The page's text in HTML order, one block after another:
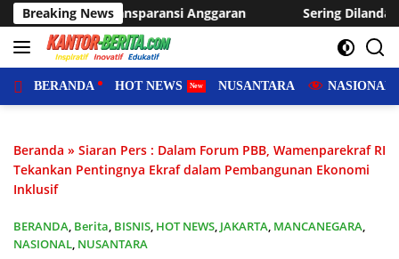
Langsung
ke
konten
Breaking NewsSering Dilanda Genangan, Desa Sukaraja Usulkan
BERANDA HOT NEWS NUSANTARA NASIONAL
Beranda » Siaran Pers : Dalam Forum PBB, Wamenparekraf RI
Tekankan Pentingnya Ekraf dalam Pembangunan Ekonomi
Inklusif
BERANDA, Berita, BISNIS, HOT NEWS, JAKARTA, MANCANEGARA,
NASIONAL, NUSANTARA